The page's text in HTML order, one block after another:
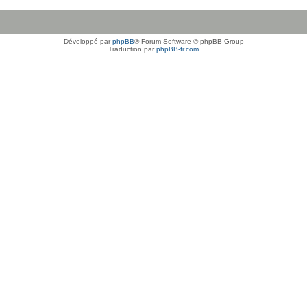
Développé parphpBB® Forum Software © phpBB Group
Traduction parphpBB-fr.com